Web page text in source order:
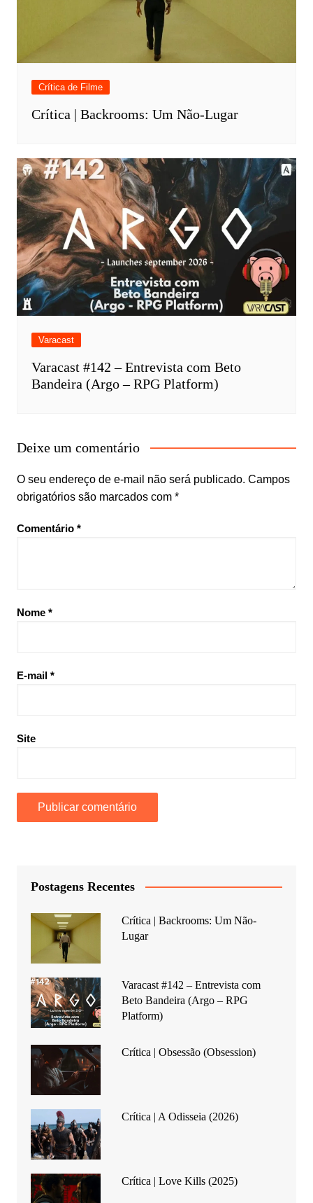
Crítica de Filme
Crítica | Backrooms: Um Não-Lugar
Varacast
Varacast #142 – Entrevista com Beto
Bandeira (Argo – RPG Platform)
Deixe um comentário
O seu endereço de e-mail não será publicado. Campos
obrigatórios são marcados com *
Comentário *
Nome *
E-mail *
Site
Postagens Recentes
Crítica | Backrooms: Um Não-
Lugar
Varacast #142 – Entrevista com
Beto Bandeira (Argo – RPG
Platform)
Crítica | Obsessão (Obsession)
Crítica | A Odisseia (2026)
Crítica | Love Kills (2025)